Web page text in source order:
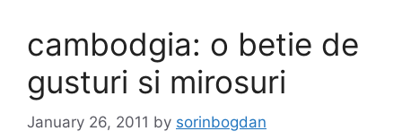
cambodgia: o betie de
gusturi si mirosuri
January 26, 2011 by sorinbogdan